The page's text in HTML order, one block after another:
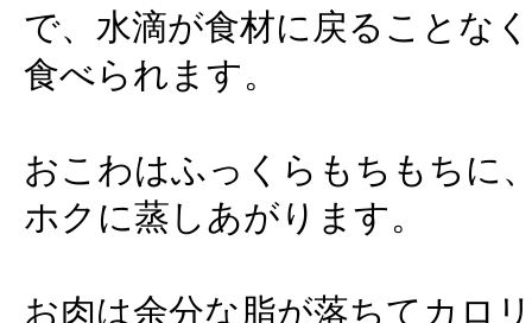
で、水滴が食材に戻ることな
食べられます。
おこわはふっくらもちもちに
ホクに蒸しあがります。
お肉は余分な脂が落ちてカロ